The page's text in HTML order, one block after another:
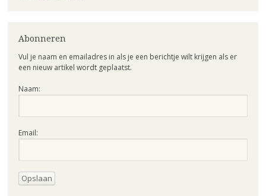
Abonneren
Vul je naam en emailadres in als je een berichtje wilt krijgen als er
een nieuw artikel wordt geplaatst.
Naam:
Email: